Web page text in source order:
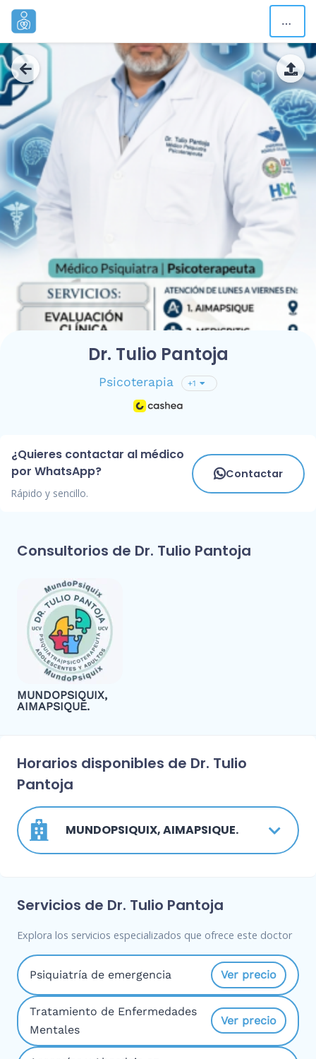
Dr. Tulio Pantoja
Psicoterapia +1
¿Quieres contactar al médico
por WhatsApp?
Rápido y sencillo.
Contactar
Consultorios de Dr. Tulio Pantoja
MUNDOPSIQUIX,
AIMAPSIQUE.
Horarios disponibles de Dr. Tulio
Pantoja
MUNDOPSIQUIX, AIMAPSIQUE.
Servicios de Dr. Tulio Pantoja
Explora los servicios especializados que ofrece este doctor
Psiquiatría de emergencia Ver precio
Tratamiento de Enfermedades
Mentales
Ver precio